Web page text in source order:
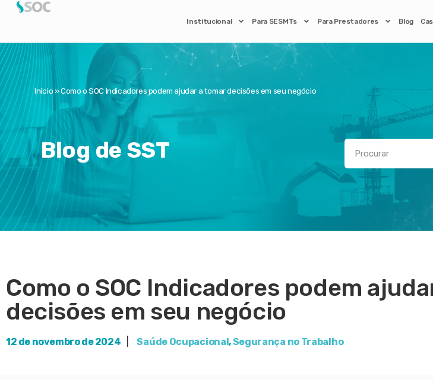
Institucional Para SESMTs Para Prestadores Blog
Início»Como o SOC Indicadores podem ajudar a tomar decisões em seu negócio
Blog de SST
Como o SOC Indicadores podem
decisões em seu negócio
12 de novembro de 2024 Saúde Ocupacional,Segurança no Trabalho